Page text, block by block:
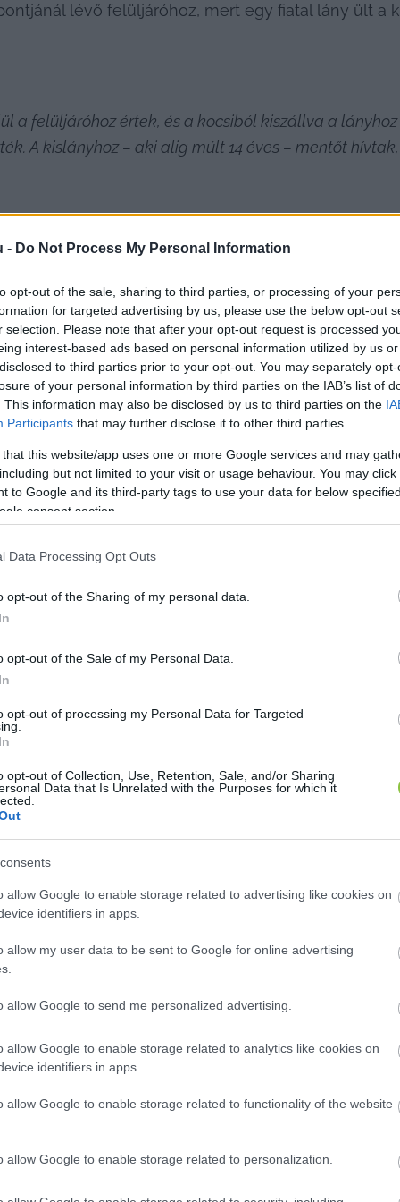
- Do Not Process My Personal Information
opt-out of the sale, sharing to third parties, or processing of your
for targeted advertising by us, please use the below opt-out
selection. Please note that after your opt-out request is processed
interest-based ads based on personal information utilized by us
to third parties prior to your opt-out. You may separately
of your personal information by third parties on the IAB’s list of
This information may also be disclosed by us to third parties on the
Participants that may further disclose it to other third parties.
that this website/app uses one or more Google services and may
but not limited to your visit or usage behaviour. You may
to Google and its third-party tags to use your data for below
consent section.
Data Processing Opt Outs
opt-out of the Sharing of my personal data.
opt-out of the Sale of my Personal Data.
opt-out of processing my Personal Data for Targeted
opt-out of Collection, Use, Retention, Sale, and/or Sharing
Data that Is Unrelated with the Purposes for which it
allow Google to enable storage related to advertising like cookies on
identifiers in apps.
allow my user data to be sent to Google for online advertising
allow Google to send me personalized advertising.
allow Google to enable storage related to analytics like cookies on
identifiers in apps.
allow Google to enable storage related to functionality of the website
allow Google to enable storage related to personalization.
lévő felüljáróhoz, mert egy fiatal lány ült a
a felüljáróhoz értek, és a kocsiból kiszállva a
A kislányhoz – aki alig múlt 14 éves – mentőt
aki a segélyhívón elmondta, hogy amikor
telefonált a rendőrségre, és ezzel egyidőben
hogy a mélybe vesse magát.
nem szeretik az osztálytársai, ezért gondolt
is: akkor egy kecskeméti járőrpáros
akiről később kiderült, hogy 34 éves,
kábítószert fogyasztott, és zavart állapotban
sok tizenéves a szülei válása miatt
nehezen tudnak barátkozni, és nem tudják
A Kecsup-nak nyilatkozó
hiszen akár egy negyedikes-ötödikes osztálynak
abba nemhogy a tanárok, a szülők is alig-
szoktak rádöbbeni az anyák-apák, hogy a
a gyerekek már nem mutatják meg ezeket az
megoldani, de érzelmileg ehhez még nem
mert nem tud teljesíteni, hanem mert a
nem fogadják el a másságot, ha valaki
módon eltér a többségtől”
– mondta el